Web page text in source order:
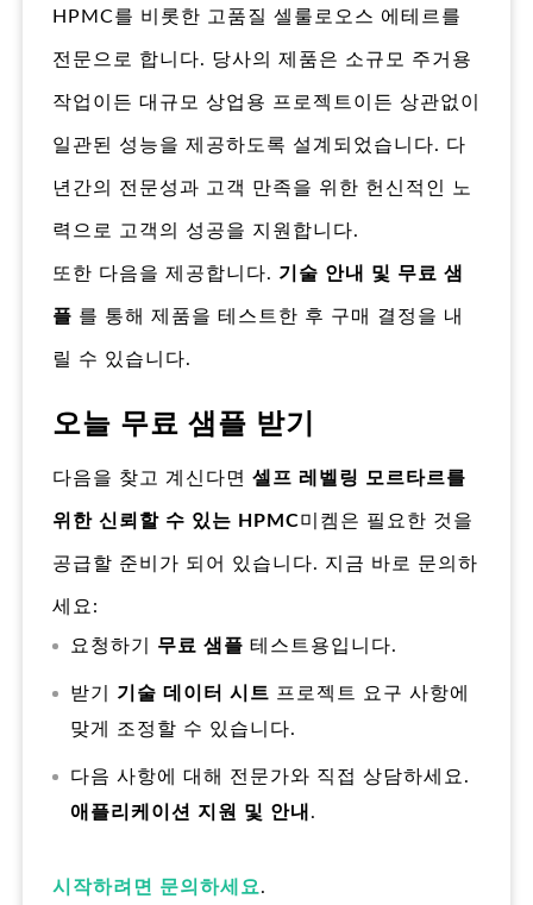
HPMC를 비롯한 고품질 셀룰로오스 에테르를
전문으로 합니다. 당사의 제품은 소규모 주거용
작업이든 대규모 상업용 프로젝트이든 상관없이
일관된 성능을 제공하도록 설계되었습니다. 다
년간의 전문성과 고객 만족을 위한 헌신적인 노
력으로 고객의 성공을 지원합니다.
또한 다음을 제공합니다. 기술 안내 및 무료 샘
플 를 통해 제품을 테스트한 후 구매 결정을 내
릴 수 있습니다.
오늘 무료 샘플 받기
다음을 찾고 계신다면 셀프 레벨링 모르타르를
위한 신뢰할 수 있는 HPMC미켐은 필요한 것을
공급할 준비가 되어 있습니다. 지금 바로 문의하
세요:
요청하기 무료 샘플 테스트용입니다.
받기 기술 데이터 시트 프로젝트 요구 사항에
맞게 조정할 수 있습니다.
다음 사항에 대해 전문가와 직접 상담하세요.
애플리케이션 지원 및 안내 .
시작하려면 문의하세요 .